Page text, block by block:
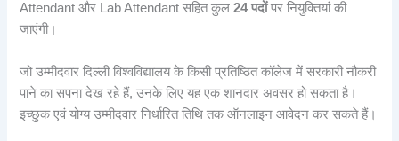
Attendant और Lab Attendant सहित कुल24पदोंपर नियुक्तियां की
जाएंगी।
जो उम्मीदवार दिल्ली विश्वविद्यालय के किसी प्रतिष्ठित कॉलेज में सरकारी नौकरी
पाने का सपना देख रहे हैं, उनके लिए यह एक शानदार अवसर हो सकता है।
इच्छुक एवं योग्य उम्मीदवार निर्धारित तिथि तक ऑनलाइन आवेदन कर सकते हैं।